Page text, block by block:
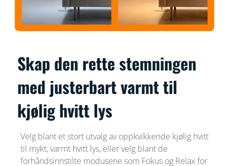
Skap den rette stemningen
med justerbart varmt til
kjølig hvitt lys
Velg blant et stort utvalg av oppkvikkende kjølig hvitt
til mykt, varmt hvitt lys, eller velg blant de
forhåndsinnstilte modusene som Fokus og Relax for